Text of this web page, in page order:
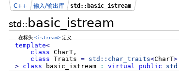
std:: basic_istream
C++ 输入/输出库 std::basic_istream
在标头<istream> 定义
template<
class CharT,
class Traits = std:: char_traits<CharT>
>
class basic_istream : virtual public